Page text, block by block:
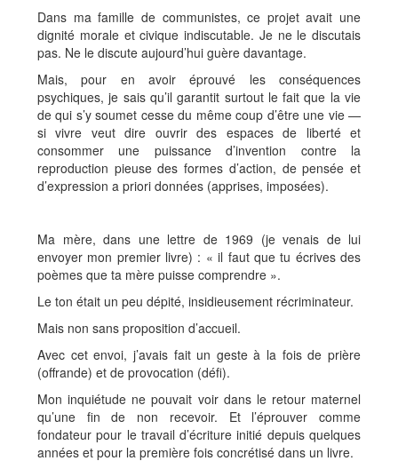
Dans ma famille de communistes, ce projet avait une
dignité morale et civique indiscutable. Je ne le discutais
pas. Ne le discute aujourd’hui guère davantage.
Mais, pour en avoir éprouvé les conséquences
psychiques, je sais qu’il garantit surtout le fait que la vie
de qui s’y soumet cesse du même coup d’être une vie —
si vivre veut dire ouvrir des espaces de liberté et
consommer une puissance d’invention contre la
reproduction pieuse des formes d’action, de pensée et
d’expression a priori données (apprises, imposées).
Ma mère, dans une lettre de 1969 (je venais de lui
envoyer mon premier livre) : « il faut que tu écrives des
poèmes que ta mère puisse comprendre ».
Le ton était un peu dépité, insidieusement récriminateur.
Mais non sans proposition d’accueil.
Avec cet envoi, j’avais fait un geste à la fois de prière
(offrande) et de provocation (défi).
Mon inquiétude ne pouvait voir dans le retour maternel
qu’une fin de non recevoir. Et l’éprouver comme
fondateur pour le travail d’écriture initié depuis quelques
années et pour la première fois concrétisé dans un livre.